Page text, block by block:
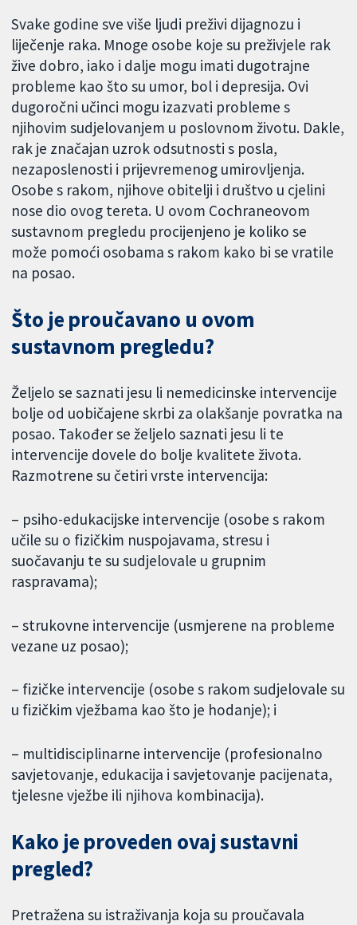
Svake godine sve više ljudi preživi dijagnozu i
liječenje raka. Mnoge osobe koje su preživjele rak
žive dobro, iako i dalje mogu imati dugotrajne
probleme kao što su umor, bol i depresija. Ovi
dugoročni učinci mogu izazvati probleme s
njihovim sudjelovanjem u poslovnom životu. Dakle,
rak je značajan uzrok odsutnosti s posla,
nezaposlenosti i prijevremenog umirovljenja.
Osobe s rakom, njihove obitelji i društvo u cjelini
nose dio ovog tereta. U ovom Cochraneovom
sustavnom pregledu procijenjeno je koliko se
može pomoći osobama s rakom kako bi se vratile
na posao.
Što je proučavano u ovom
sustavnom pregledu?
Željelo se saznati jesu li nemedicinske intervencije
bolje od uobičajene skrbi za olakšanje povratka na
posao. Također se željelo saznati jesu li te
intervencije dovele do bolje kvalitete života.
Razmotrene su četiri vrste intervencija:
– psiho-edukacijske intervencije (osobe s rakom
učile su o fizičkim nuspojavama, stresu i
suočavanju te su sudjelovale u grupnim
raspravama);
– strukovne intervencije (usmjerene na probleme
vezane uz posao);
– fizičke intervencije (osobe s rakom sudjelovale su
u fizičkim vježbama kao što je hodanje); i
– multidisciplinarne intervencije (profesionalno
savjetovanje, edukacija i savjetovanje pacijenata,
tjelesne vježbe ili njihova kombinacija).
Kako je proveden ovaj sustavni
pregled?
Pretražena su istraživanja koja su proučavala